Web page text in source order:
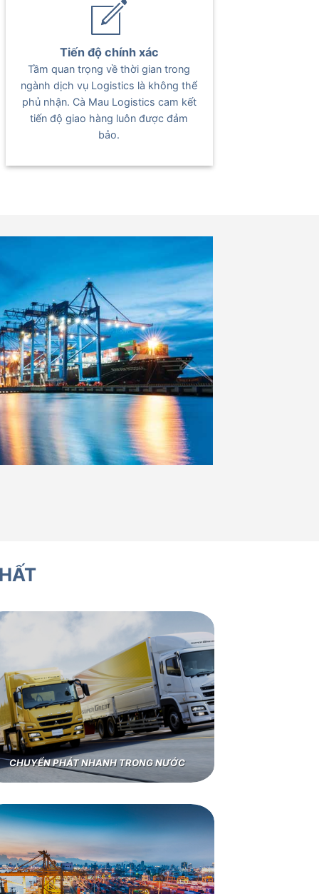
Tiến độ chính xác
Tầm quan trọng về thời gian trong
ngành dịch vụ Logistics là không thể
phủ nhận. Cà Mau Logistics cam kết
tiến độ giao hàng luôn được đảm
bảo.
CHUYỂN PHÁT NHANH TRONG NƯỚC